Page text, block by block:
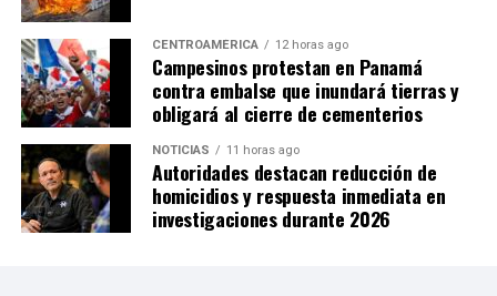
selecciones participantes y 104 encuentros.
Las ciudades mexicanas de Ciudad de México,
Guadalajara y Monterrey fueron escenario de 13
partidos, incluido el encuentro inaugural entre México y
Sudáfrica, disputado el 11 de junio en el Estadio Ciudad
de México (Azteca).
CENTROAMÉRICA 12 horas ago
Campesinos protestan en Panamá
contra embalse que inundará tierras y
obligará al cierre de cementerios
NOTICIAS 11 horas ago
Autoridades destacan reducción de
homicidios y respuesta inmediata en
investigaciones durante 2026